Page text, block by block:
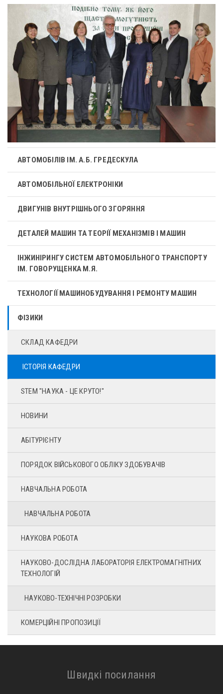
АВТОМОБІЛІВ ІМ. А.Б. ГРЕДЕСКУЛА
АВТОМОБІЛЬНОЇ ЕЛЕКТРОНІКИ
ДВИГУНІВ ВНУТРІШНЬОГО ЗГОРЯННЯ
ДЕТАЛЕЙ МАШИН ТА ТЕОРІЇ МЕХАНІЗМІВ І МАШИН
ІНЖИНІРИНГУ СИСТЕМ АВТОМОБІЛЬНОГО ТРАНСПОРТУ
ІМ. ГОВОРУЩЕНКА М.Я.
ТЕХНОЛОГІЇ МАШИНОБУДУВАННЯ І РЕМОНТУ МАШИН
ФІЗИКИ
СКЛАД КАФЕДРИ
ІСТОРІЯ КАФЕДРИ
STEM "НАУКА - ЦЕ КРУТО!"
НОВИНИ
АБІТУРІЄНТУ
ПОРЯДОК ВІЙСЬКОВОГО ОБЛІКУ ЗДОБУВАЧІВ
НАВЧАЛЬНА РОБОТА
НАВЧАЛЬНА РОБОТА
НАУКОВА РОБОТА
НАУКОВО-ДОСЛІДНА ЛАБОРАТОРІЯ ЕЛЕКТРОМАГНІТНИХ
ТЕХНОЛОГІЙ
НАУКОВО-ТЕХНІЧНІ РОЗРОБКИ
КОМЕРЦІЙНІ ПРОПОЗИЦІЇ
Швидкі посилання